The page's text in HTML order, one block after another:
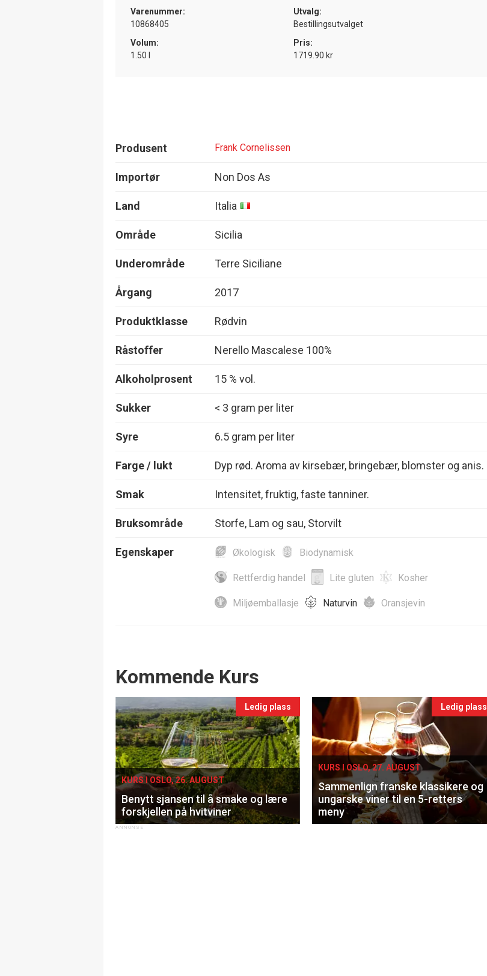
Varenummer:
10868405
Utvalg:
Bestillingsutvalget
Volum:
1.50 l
Pris:
1719.90 kr
Produsent Frank Cornelissen
Importør Non Dos As
Land Italia
Område Sicilia
Underområde Terre Siciliane
Årgang 2017
Produktklasse Rødvin
Råstoffer Nerello Mascalese 100%
Alkoholprosent 15 % vol.
Sukker < 3 gram per liter
Syre 6.5 gram per liter
Farge / lukt Dyp rød. Aroma av kirsebær, bringebær, blomster og anis.
Smak Intensitet, fruktig, faste tanniner.
Bruksområde Storfe, Lam og sau, Storvilt
Egenskaper Økologisk Biodynamisk
Rettferdig handel Lite gluten Kosher
Miljøemballasje Naturvin Oransjevin
Events
Kommende Kurs
Ledig plass
KURS I OSLO, 26. AUGUST
Benytt sjansen til å smake og lære
forskjellen på hvitviner
Ledig plass
KURS I OSLO, 27. AUGUST
Sammenlign franske klassikere og
ungarske viner til en 5-retters
meny